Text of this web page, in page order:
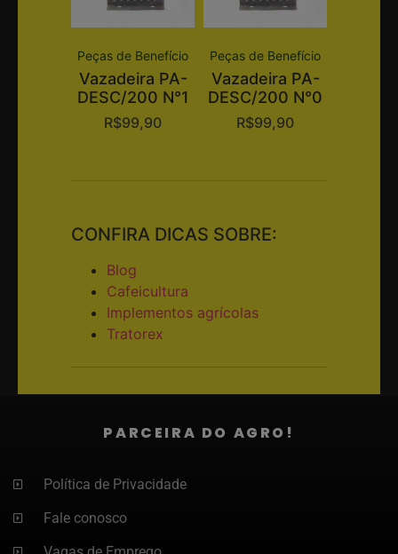
Peças de Benefício
Vazadeira PA-
DESC/200 N°1
R$99,90
Peças de Benefício
Vazadeira PA-
DESC/200 N°0
R$99,90
CONFIRA DICAS SOBRE:
Blog
Cafeicultura
Implementos agrícolas
Tratorex
PARCEIRA DO AGRO!
Política de Privacidade
Fale conosco